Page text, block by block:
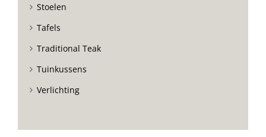
Stoelen
Tafels
Traditional Teak
Tuinkussens
Verlichting